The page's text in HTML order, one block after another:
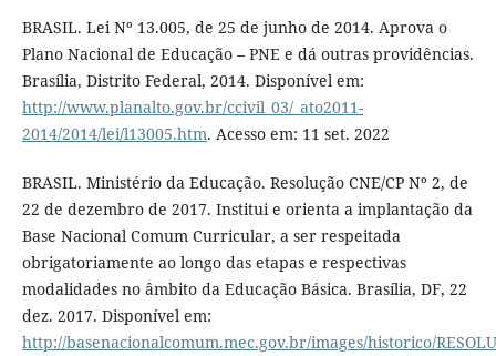
BRASIL. Lei Nº 13.005, de 25 de junho de 2014. Aprova o
Plano Nacional de Educação – PNE e dá outras providências.
Brasília, Distrito Federal, 2014. Disponível em:
http://www.planalto.gov.br/ccivil_03/_ato2011-
2014/2014/lei/l13005.htm. Acesso em: 11 set. 2022
BRASIL. Ministério da Educação. Resolução CNE/CP Nº 2, de
22 de dezembro de 2017. Institui e orienta a implantação da
Base Nacional Comum Curricular, a ser respeitada
obrigatoriamente ao longo das etapas e respectivas
modalidades no âmbito da Educação Básica. Brasília, DF, 22
dez. 2017. Disponível em:
http://basenacionalcomum.mec.gov.br/images/historico/